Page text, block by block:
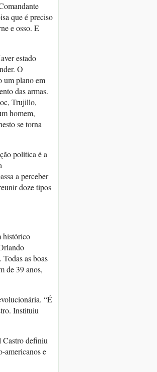
que é preciso
e osso. E
estado
O
um plano em
das armas.
Trujillo,
homem,
se torna
política é a
a perceber
doze tipos
histórico
as boas
de 39 anos,
“É
Instituiu
Castro definiu
americanos e